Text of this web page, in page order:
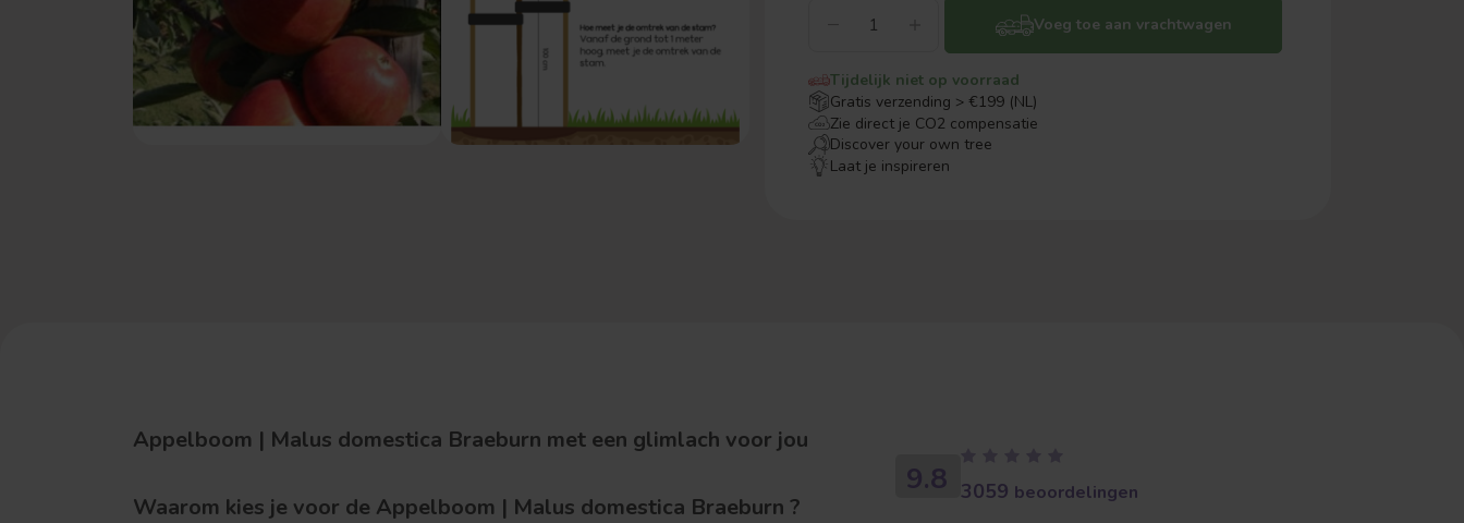
Voeg toe aan vrachtwagen
Tijdelijk niet op voorraad
Gratis verzending > €199 (NL)
Zie direct je CO2 compensatie
Discover your own tree
Laat je inspireren
Appelboom | Malus domestica Braeburn met een glimlach voor jou
Waarom kies je voor de Appelboom | Malus domestica Braeburn ?
9.8 3059 beoordelingen